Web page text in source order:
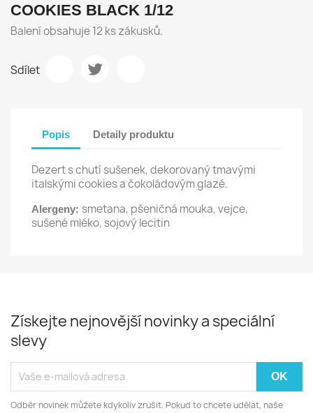
COOKIES BLACK 1/12
Balení obsahuje 12 ks zákusků.
Sdílet
Popis Detaily produktu
Dezert s chutí sušenek, dekorovaný tmavými
italskými cookies a čokoládovým glazé.
Alergeny: smetana, pšeničná mouka, vejce,
sušené mléko, sojový lecitin
Získejte nejnovější novinky a speciální
slevy
Odběr novinek můžete kdykoliv zrušit. Pokud to chcete udělat, naše